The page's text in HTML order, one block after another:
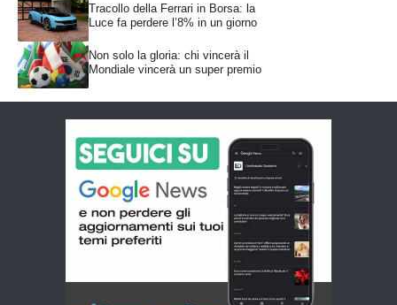
Tracollo della Ferrari in Borsa: la
Luce fa perdere l’8% in un giorno
Non solo la gloria: chi vincerà il
Mondiale vincerà un super premio